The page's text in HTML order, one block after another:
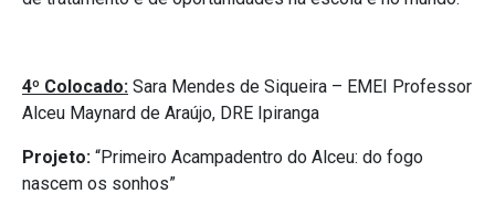
4º Colocado: Sara Mendes de Siqueira – EMEI Professor
Alceu Maynard de Araújo, DRE Ipiranga
Projeto: “Primeiro Acampadentro do Alceu: do fogo
nascem os sonhos”